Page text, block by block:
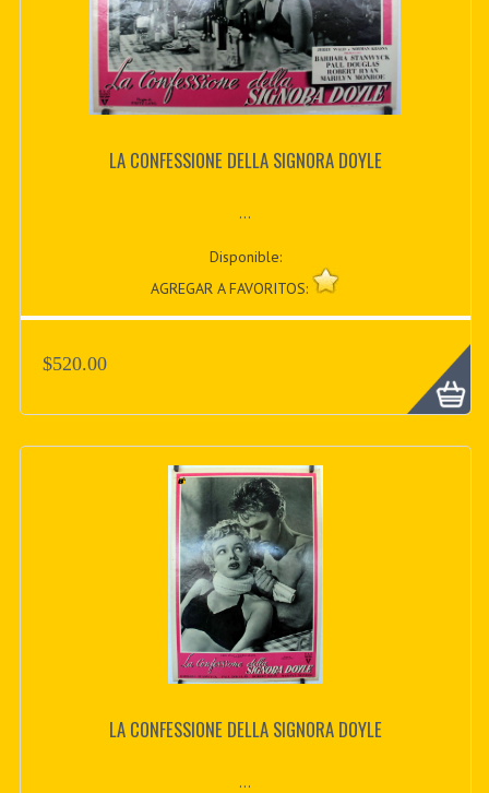
LA CONFESSIONE DELLA SIGNORA DOYLE
...
Disponible:
AGREGAR A FAVORITOS:
$520.00
LA CONFESSIONE DELLA SIGNORA DOYLE
...